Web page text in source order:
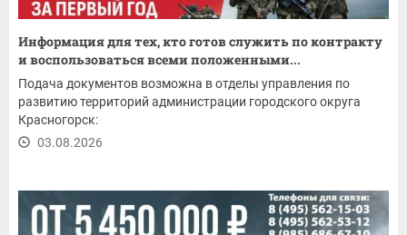
Информация для тех, кто готов служить по контракту
и воспользоваться всеми положенными...
Подача документов возможна в отделы управления по
развитию территорий администрации городского округа
Красногорск:
03.08.2026